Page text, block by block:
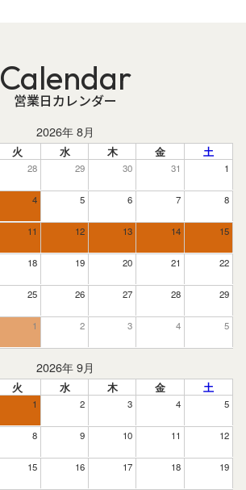
Calendar
営業日カレンダー
2026年 8月
火 水 木 金 土
28 29 30 31 1
4 5 6 7 8
11 12 13 14 15
18 19 20 21 22
25 26 27 28 29
1 2 3 4 5
2026年 9月
火 水 木 金 土
1 2 3 4 5
8 9 10 11 12
15 16 17 18 19